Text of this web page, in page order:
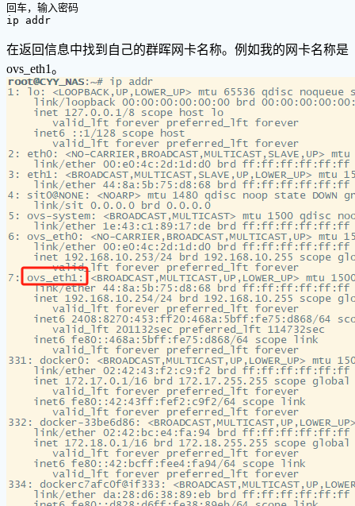
回车，输入密码
ip addr
在返回信息中找到自己的群晖网卡名称。例如我的网卡名称是
ovs_eth1。